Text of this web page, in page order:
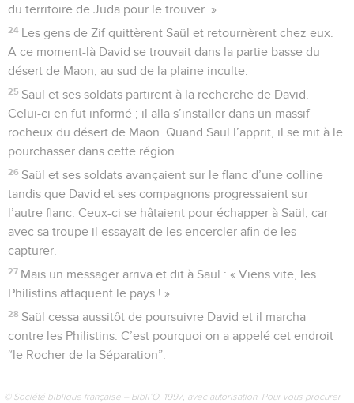
du territoire de Juda pour le trouver. »
24 Les gens de Zif quittèrent Saül et retournèrent chez eux.
A ce moment-là David se trouvait dans la partie basse du
désert de Maon, au sud de la plaine inculte.
25 Saül et ses soldats partirent à la recherche de David.
Celui-ci en fut informé ; il alla s’installer dans un massif
rocheux du désert de Maon. Quand Saül l’apprit, il se mit à le
pourchasser dans cette région.
26 Saül et ses soldats avançaient sur le flanc d’une colline
tandis que David et ses compagnons progressaient sur
l’autre flanc. Ceux-ci se hâtaient pour échapper à Saül, car
avec sa troupe il essayait de les encercler afin de les
capturer.
27 Mais un messager arriva et dit à Saül : « Viens vite, les
Philistins attaquent le pays ! »
28 Saül cessa aussitôt de poursuivre David et il marcha
contre les Philistins. C’est pourquoi on a appelé cet endroit
“le Rocher de la Séparation”.
© Société biblique française – Bibli’O, 1997, avec autorisation. Pour vous procurer